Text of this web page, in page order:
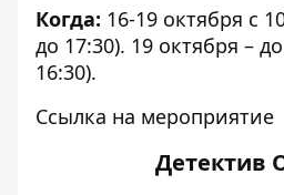
Когда: 16-19 октября с
до 17:30). 19 октября –
16:30).
Ссылка на мероприятие
Детектив